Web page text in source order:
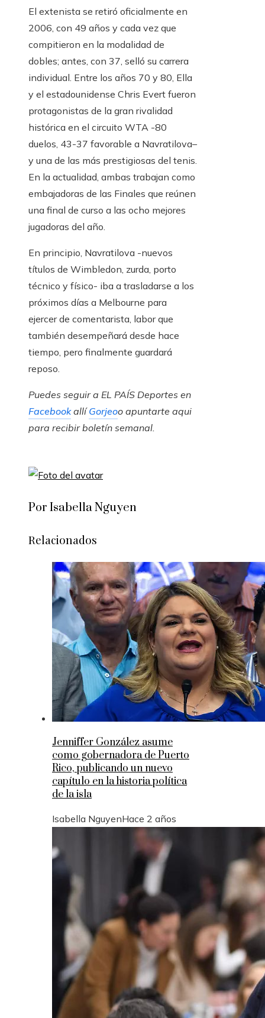
El extenista se retiró oficialmente en
2006, con 49 años y cada vez que
compitieron en la modalidad de
dobles; antes, con 37, selló su carrera
individual. Entre los años 70 y 80, Ella
y el estadounidense Chris Evert fueron
protagonistas de la gran rivalidad
histórica en el circuito WTA -80
duelos, 43-37 favorable a Navratilova–
y una de las más prestigiosas del tenis.
En la actualidad, ambas trabajan como
embajadoras de las Finales que reúnen
una final de curso a las ocho mejores
jugadoras del año.
En principio, Navratilova -nuevos
títulos de Wimbledon, zurda, porto
técnico y físico- iba a trasladarse a los
próximos días a Melbourne para
ejercer de comentarista, labor que
también desempeñará desde hace
tiempo, pero finalmente guardará
reposo.
Puedes seguir a EL PAÍS Deportes en
FacebookallíGorjeoo apuntarte aqui
para recibirboletín semanal.
Por Isabella Nguyen
Relacionados
Jenniffer González asume
como gobernadora de Puerto
Rico, publicando un nuevo
capítulo en la historia política
de la isla
Isabella NguyenHace 2 años